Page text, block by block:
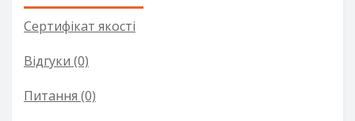
Сертифікат якості
Відгуки (0)
Питання (0)